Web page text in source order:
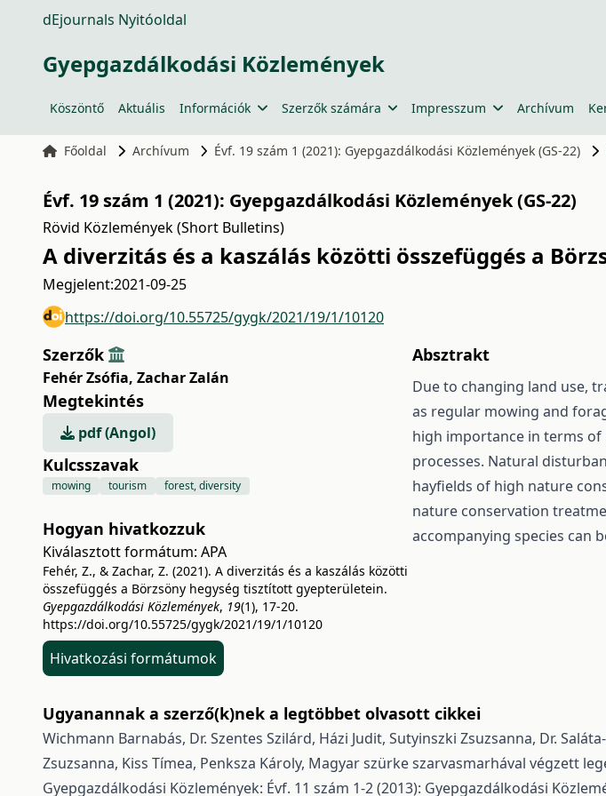
dEjournals Nyitóoldal
Gyepgazdálkodási Közlemények
Köszöntő Aktuális Információk Szerzők számára Impresszum Archívum
Főoldal Archívum Évf. 19 szám 1 (2021): Gyepgazdálkodási Közlemények (GS-22)
Évf. 19 szám 1 (2021): Gyepgazdálkodási Közlemények (GS-22)
Rövid Közlemények (Short Bulletins)
A diverzitás és a kaszálás közötti összefüggés a
Megjelent:2021-09-25
https://doi.org/10.55725/gygk/2021/19/1/10120
Szerzők
Fehér Zsófia, Zachar Zalán
Megtekintés
pdf (Angol)
Kulcsszavak
mowing tourism forest, diversity
Hogyan hivatkozzuk
Kiválasztott formátum: APA
Fehér, Z., & Zachar, Z. (2021). A diverzitás és a kaszálás közötti
összefüggés a Börzsöny hegység tisztított gyepterületein.
Gyepgazdálkodási Közlemények, 19(1), 17-20.
https://doi.org/10.55725/gygk/2021/19/1/10120
Hivatkozási formátumok
Absztrakt
Due to changing land use,
as regular mowing and
high importance in terms of
processes. Natural
hayfields of high nature
nature conservation
accompanying species can
Ugyanannak a szerző(k)nek a legtöbbet olvasott cikkei
Wichmann Barnabás, Dr. Szentes Szilárd, Házi Judit, Sutyinszki Zsuzsanna, Dr.
Zsuzsanna, Kiss Tímea, Penksza Károly, Magyar szürke szarvasmarhával végzett
Gyepgazdálkodási Közlemények: Évf. 11 szám 1-2 (2013): Gyepgazdálkodási